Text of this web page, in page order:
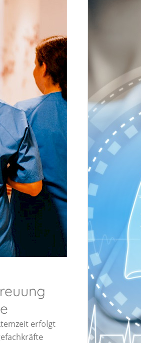
erfolgt